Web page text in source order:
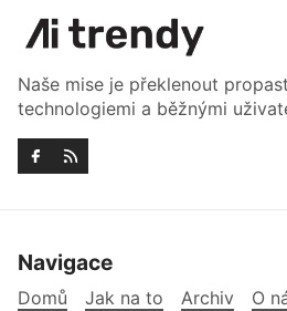
Naše mise je překlenout
technologiemi a běžnými
Navigace
Domů Jak na to Archiv O